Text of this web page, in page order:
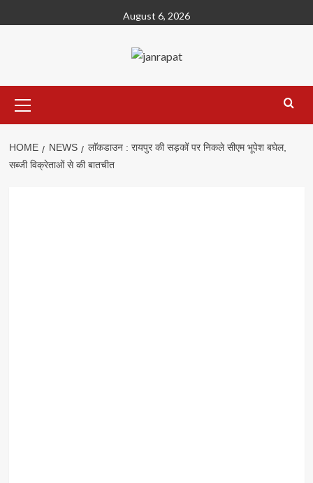
to
August 6, 2026
Menu
HOME NEWS
लाॅकडाउन : रायपुर की सड़कों पर निकले सीएम भूपेश बघेल,
सब्जी विक्रेताओं से की बातचीत